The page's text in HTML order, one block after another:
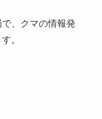
、クマの情報発
。